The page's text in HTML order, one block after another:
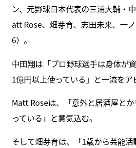
ン、元野球日本代表の三浦大輔・
att Rose、畑芽育、志田未来、一
6）。
中田翔は「プロ野球選手は身体が
1億円以上使っている」と一流をア
Matt Roseは、「意外と居酒屋と
っている」と意気込む。
そして畑芽育は、「1歳から芸能